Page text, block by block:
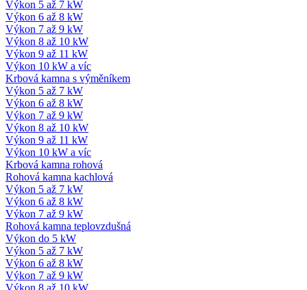
Výkon 5 až 7 kW
Výkon 6 až 8 kW
Výkon 7 až 9 kW
Výkon 8 až 10 kW
Výkon 9 až 11 kW
Výkon 10 kW a víc
Krbová kamna s výměníkem
Výkon 5 až 7 kW
Výkon 6 až 8 kW
Výkon 7 až 9 kW
Výkon 8 až 10 kW
Výkon 9 až 11 kW
Výkon 10 kW a víc
Krbová kamna rohová
Rohová kamna kachlová
Výkon 5 až 7 kW
Výkon 6 až 8 kW
Výkon 7 až 9 kW
Rohová kamna teplovzdušná
Výkon do 5 kW
Výkon 5 až 7 kW
Výkon 6 až 8 kW
Výkon 7 až 9 kW